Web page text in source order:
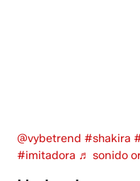
@vybetrend #shakira
#imitadora ♬ sonido